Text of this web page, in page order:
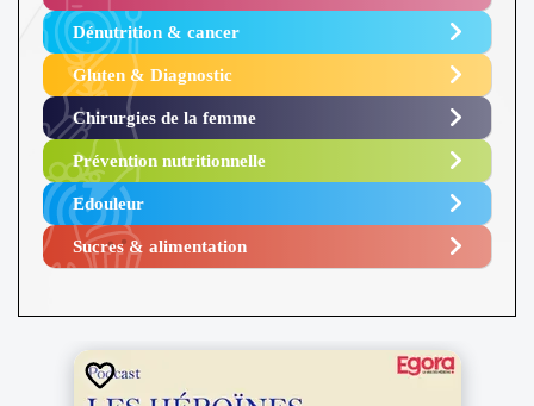
Dénutrition & cancer
Gluten & Diagnostic
Chirurgies de la femme
Prévention nutritionnelle
Edouleur​
Sucres & alimentation​